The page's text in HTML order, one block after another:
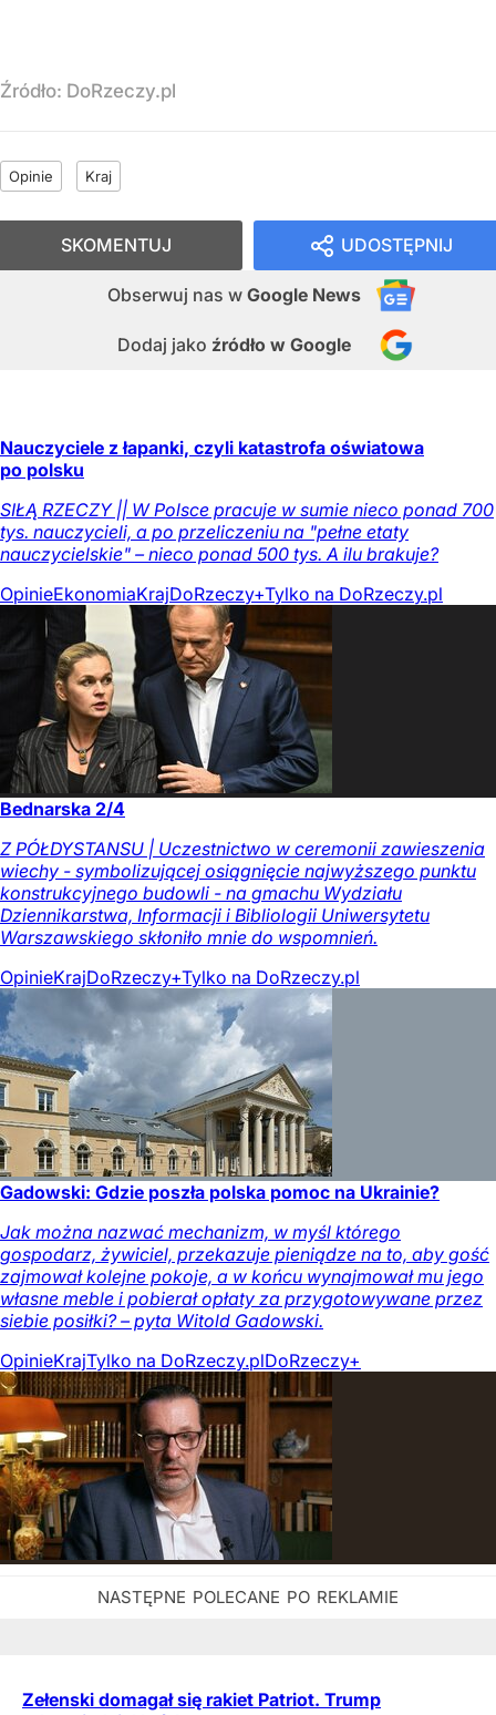
Źródło: DoRzeczy.pl
Opinie Kraj
UDOSTĘPNIJ
Obserwuj nas w Google News
Dodaj jako źródło w Google
SKOMENTUJ
Nauczyciele z łapanki, czyli katastrofa oświatowa
po polsku
SIŁĄ RZECZY || W Polsce pracuje w sumie nieco ponad 700
tys. nauczycieli, a po przeliczeniu na "pełne etaty
nauczycielskie" – nieco ponad 500 tys. A ilu brakuje?
OpinieEkonomiaKrajDoRzeczy+Tylko na DoRzeczy.pl
Bednarska 2/4
Z PÓŁDYSTANSU | Uczestnictwo w ceremonii zawieszenia
wiechy - symbolizującej osiągnięcie najwyższego punktu
konstrukcyjnego budowli - na gmachu Wydziału
Dziennikarstwa, Informacji i Bibliologii Uniwersytetu
Warszawskiego skłoniło mnie do wspomnień.
OpinieKrajDoRzeczy+Tylko na DoRzeczy.pl
Gadowski: Gdzie poszła polska pomoc na Ukrainie?
Jak można nazwać mechanizm, w myśl którego
gospodarz, żywiciel, przekazuje pieniądze na to, aby gość
zajmował kolejne pokoje, a w końcu wynajmował mu jego
własne meble i pobierał opłaty za przygotowywane przez
siebie posiłki? – pyta Witold Gadowski.
OpinieKrajTylko na DoRzeczy.plDoRzeczy+
Zełenski domagał się rakiet Patriot. Trump